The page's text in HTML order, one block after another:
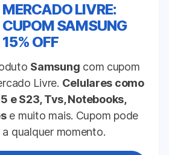
MERCADO LIVRE:
CUPOM SAMSUNG
15% OFF
Samsung com cupom
Livre. Celulares como
e S23, Tvs, Notebooks,
e muito mais. Cupom pode
qualquer momento.